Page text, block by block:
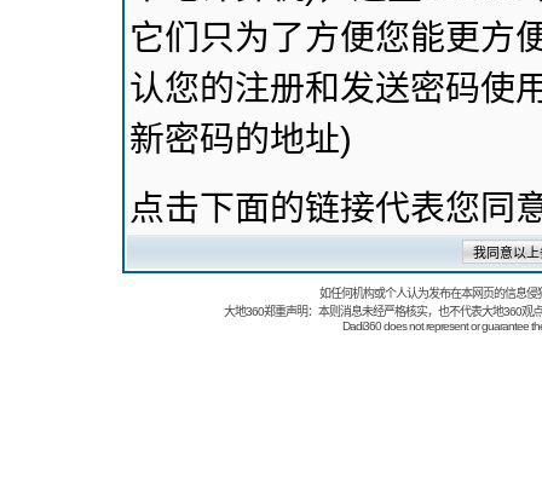
它们只为了方便您能更方
认您的注册和发送密码使
新密码的地址)
点击下面的链接代表您同
如任何机构或个人认为发布在本网页的信息
大地360郑重声明：本则消息未经严格核实，也不代表大地360观
Dadi360 does not represent or guarantee